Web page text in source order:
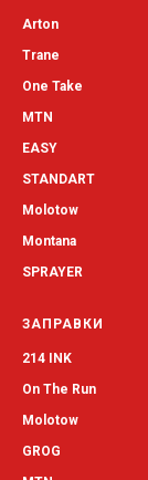
Arton
Trane
One Take
MTN
EASY
STANDART
Molotow
Montana
SPRAYER
ЗАПРАВКИ
214 INK
On The Run
Molotow
GROG